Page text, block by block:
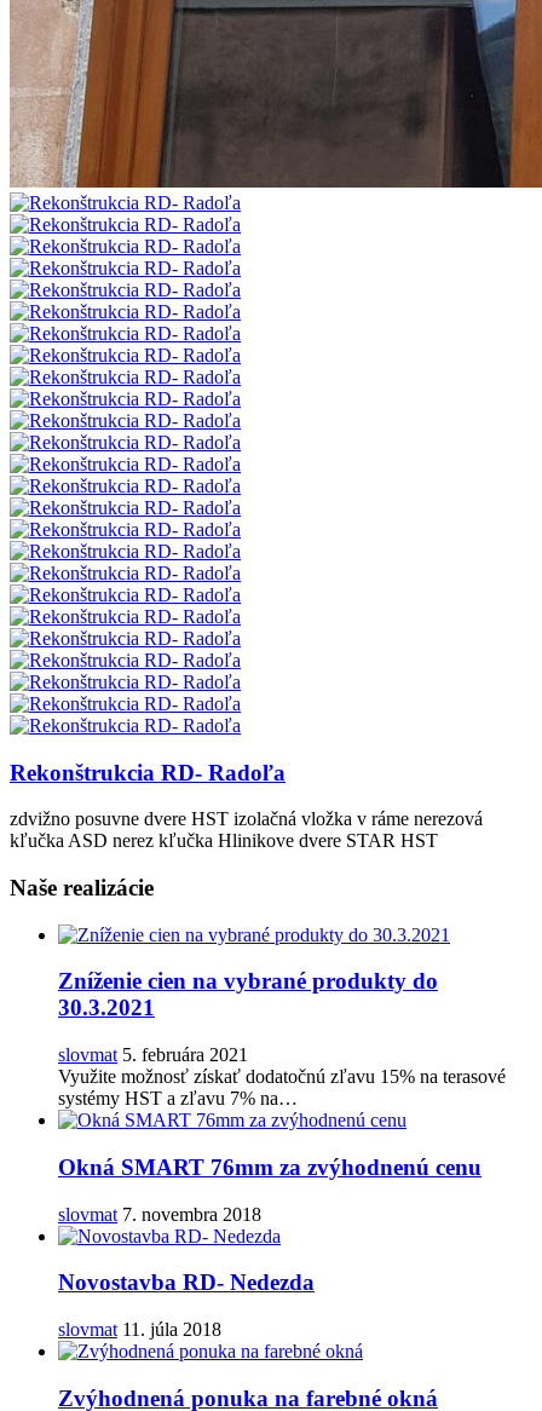
Rekonštrukcia RD- Radoľa
zdvižno posuvne dvere HST izolačná vložka v ráme nerezová
kľučka ASD nerez kľučka Hlinikove dvere STAR HST
Naše realizácie
Zníženie cien na vybrané produkty do
30.3.2021
slovmat 5. februára 2021
Využite možnosť získať dodatočnú zľavu 15% na terasové
systémy HST a zľavu 7% na…
Okná SMART 76mm za zvýhodnenú cenu
slovmat 7. novembra 2018
Novostavba RD- Nedezda
slovmat 11. júla 2018
Zvýhodnená ponuka na farebné okná